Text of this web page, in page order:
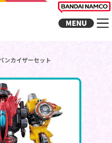
ンカイザーセット